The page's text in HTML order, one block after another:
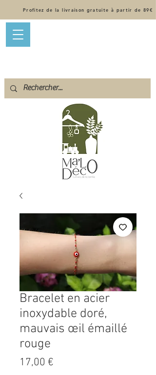
Profitez de la livraison gratuite à partir de 89€
Bracelet en acier
inoxydable doré,
mauvais œil émaillé
rouge
17,00 €